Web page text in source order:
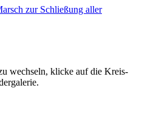
zur Schließung aller
wechseln, klicke auf die Kreis-